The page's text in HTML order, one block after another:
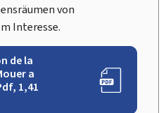
von
Interesse.
de la
a
1,41